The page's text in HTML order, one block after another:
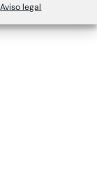
Aviso legal